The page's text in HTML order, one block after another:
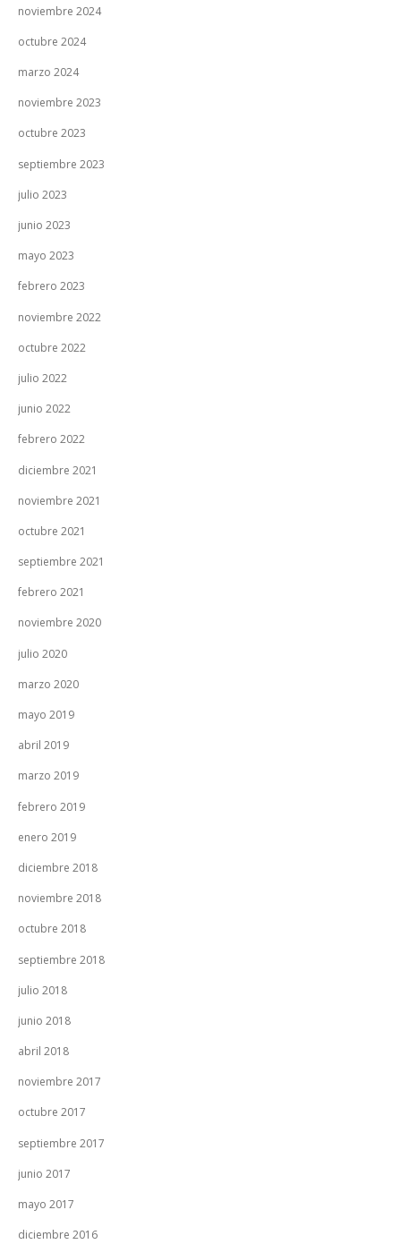
noviembre 2024
octubre 2024
marzo 2024
noviembre 2023
octubre 2023
septiembre 2023
julio 2023
junio 2023
mayo 2023
febrero 2023
noviembre 2022
octubre 2022
julio 2022
junio 2022
febrero 2022
diciembre 2021
noviembre 2021
octubre 2021
septiembre 2021
febrero 2021
noviembre 2020
julio 2020
marzo 2020
mayo 2019
abril 2019
marzo 2019
febrero 2019
enero 2019
diciembre 2018
noviembre 2018
octubre 2018
septiembre 2018
julio 2018
junio 2018
abril 2018
noviembre 2017
octubre 2017
septiembre 2017
junio 2017
mayo 2017
diciembre 2016